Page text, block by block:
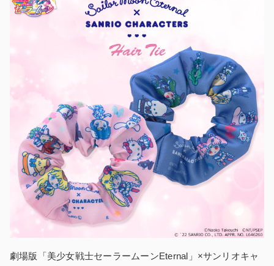
劇場版「美少女戦士セーラームーンEternal」×サンリオキャ